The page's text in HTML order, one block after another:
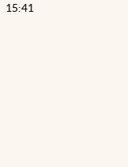
15:41